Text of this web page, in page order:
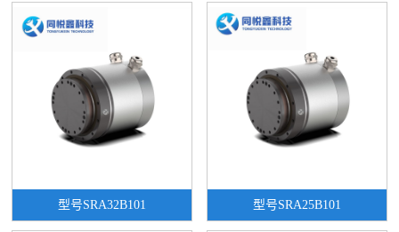
型号SRA32B101 型号SRA25B101